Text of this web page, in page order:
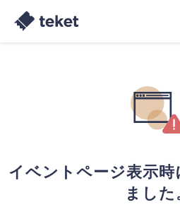
イベントページ表示
ました